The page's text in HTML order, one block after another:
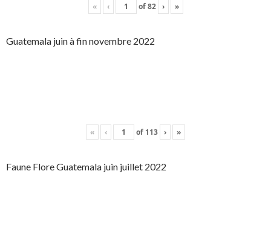
« ‹ of82 › »
Guatemala juin à fin novembre 2022
« ‹ of 113 › »
Faune Flore Guatemala juin juillet 2022